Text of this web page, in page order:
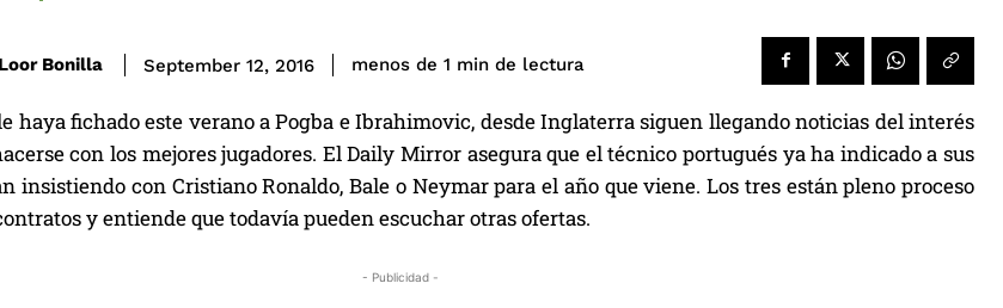
Bonilla September 12, 2016 menos de 1 min de lectura
haya fichado este verano a Pogba e Ibrahimovic, desde Inglaterra siguen llegando noticias del interés
con los mejores jugadores. El Daily Mirror asegura que el técnico portugués ya ha indicado a sus
insistiendo con Cristiano Ronaldo, Bale o Neymar para el año que viene. Los tres están pleno proceso
y entiende que todavía pueden escuchar otras ofertas.
- Publicidad -